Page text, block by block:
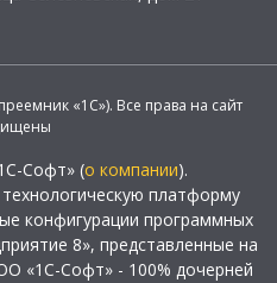
«1С»). Все права на сайт
Софт» (о компании).
платформу
конфигурации программных
8», представленные на
«1С-Софт» - 100% дочерней